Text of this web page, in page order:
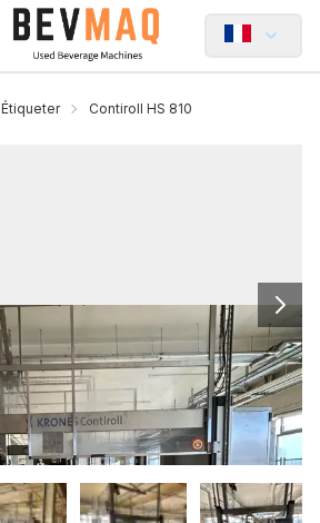
Étiqueter Contiroll HS 810